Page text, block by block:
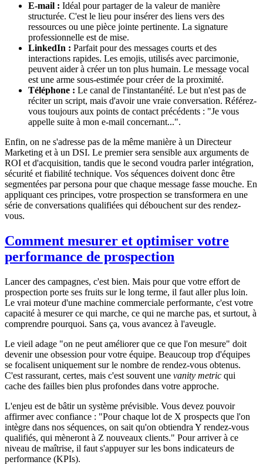
E-mail : Idéal pour partager de la valeur de manière
structurée. C'est le lieu pour insérer des liens vers des
ressources ou une pièce jointe pertinente. La signature
professionnelle est de mise.
LinkedIn : Parfait pour des messages courts et des
interactions rapides. Les emojis, utilisés avec parcimonie,
peuvent aider à créer un ton plus humain. Le message vocal
est une arme sous-estimée pour créer de la proximité.
Téléphone : Le canal de l'instantanéité. Le but n'est pas de
réciter un script, mais d'avoir une vraie conversation. Référez-
vous toujours aux points de contact précédents : "Je vous
appelle suite à mon e-mail concernant...".
Enfin, on ne s'adresse pas de la même manière à un Directeur
Marketing et à un DSI. Le premier sera sensible aux arguments de
ROI et d'acquisition, tandis que le second voudra parler intégration,
sécurité et fiabilité technique. Vos séquences doivent donc être
segmentées par persona pour que chaque message fasse mouche. En
appliquant ces principes, votre prospection se transformera en une
série de conversations qualifiées qui débouchent sur des rendez-
vous.
Comment mesurer et optimiser votre
performance de prospection
Lancer des campagnes, c'est bien. Mais pour que votre effort de
prospection porte ses fruits sur le long terme, il faut aller plus loin.
Le vrai moteur d'une machine commerciale performante, c'est votre
capacité à mesurer ce qui marche, ce qui ne marche pas, et surtout, à
comprendre pourquoi. Sans ça, vous avancez à l'aveugle.
Le vieil adage "on ne peut améliorer que ce que l'on mesure" doit
devenir une obsession pour votre équipe. Beaucoup trop d'équipes
se focalisent uniquement sur le nombre de rendez-vous obtenus.
C'est rassurant, certes, mais c'est souvent une vanity metric qui
cache des failles bien plus profondes dans votre approche.
L'enjeu est de bâtir un système prévisible. Vous devez pouvoir
affirmer avec confiance : "Pour chaque lot de X prospects que l'on
intègre dans nos séquences, on sait qu'on obtiendra Y rendez-vous
qualifiés, qui mèneront à Z nouveaux clients." Pour arriver à ce
niveau de maîtrise, il faut s'appuyer sur les bons indicateurs de
performance (KPIs).